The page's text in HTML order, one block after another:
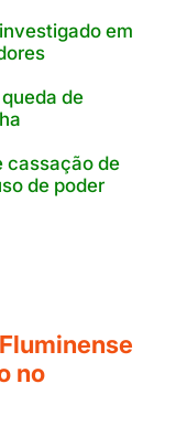
em
de
cassação de
de poder
no